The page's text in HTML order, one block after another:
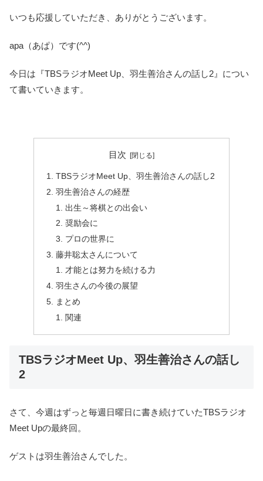
いつも応援していただき、ありがとうございます。
apa（あぱ）です(^^)
今日は『TBSラジオMeet Up、羽生善治さんの話し2』につい
て書いていきます。
目次
TBSラジオMeet Up、羽生善治さんの話し2
羽生善治さんの経歴
出生～将棋との出会い
奨励会に
プロの世界に
藤井聡太さんについて
才能とは努力を続ける力
羽生さんの今後の展望
まとめ
関連
TBSラジオMeet Up、羽生善治さんの話し
2
さて、今週はずっと毎週日曜日に書き続けていたTBSラジオ
Meet Upの最終回。
ゲストは羽生善治さんでした。